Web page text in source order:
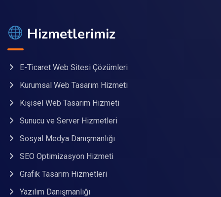
Hizmetlerimiz
E-Ticaret Web Sitesi Çözümleri
Kurumsal Web Tasarım Hizmeti
Kişisel Web Tasarım Hizmeti
Sunucu ve Server Hizmetleri
Sosyal Medya Danışmanlığı
SEO Optimizasyon Hizmeti
Grafik Tasarım Hizmetleri
Yazılım Danışmanlığı